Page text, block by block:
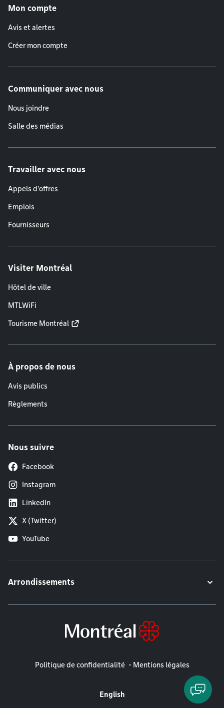
Mon compte
Avis et alertes
Créer mon compte
Communiquer avec nous
Nous joindre
Salle des médias
Travailler avec nous
Appels d'offres
Emplois
Fournisseurs
Visiter Montréal
Hôtel de ville
MTLWiFi
Tourisme Montréal
À propos de nous
Avis publics
Règlements
Nous suivre
Facebook
Instagram
LinkedIn
X (Twitter)
YouTube
Arrondissements
Mentions légales
Politique de confidentialité Mentions légales
English